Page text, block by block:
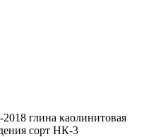
глина каолинитовая
сорт НК-3